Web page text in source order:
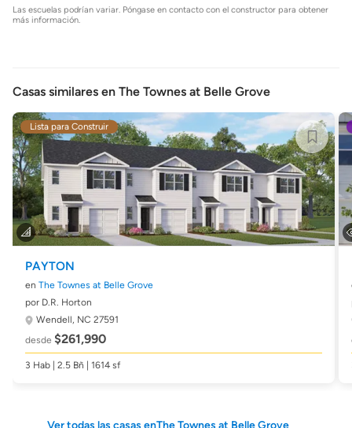
Las escuelas podrían variar. Póngase en contacto con el constructor para obtener
más información.
Casas similares en The Townes at Belle Grove
Lista para Construir
PAYTON
en The Townes at Belle Grove
por D.R. Horton
Wendell, NC 27591
desde $261,990
3 Hab | 2.5 Bñ | 1614 sf
Ver todas las casas enThe Townes at Belle Grove